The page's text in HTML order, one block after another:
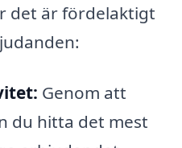
det är fördelaktigt
Genom att
du hitta det mest